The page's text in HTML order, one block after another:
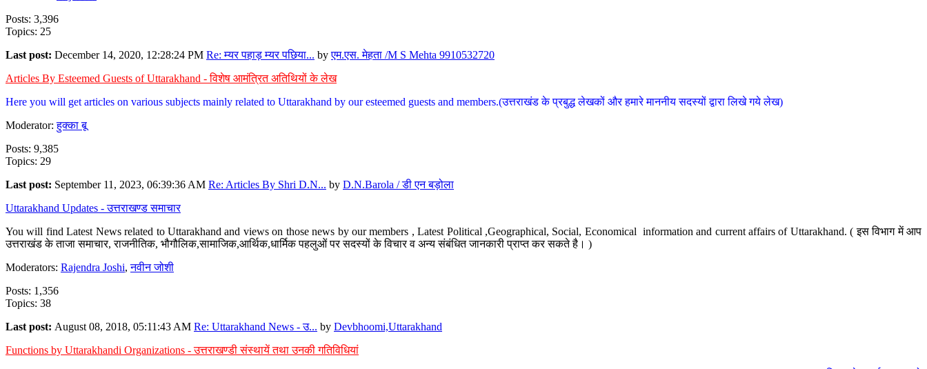
Posts: 3,396
Topics: 25
Last post: December 14, 2020, 12:28:24 PM Re: म्यर पहाड़ म्यर पछिया... byएम.एस. मेहता /M S Mehta 9910532720
Articles By Esteemed Guests of Uttarakhand - विशेष आमंत्रित अतिथियों के लेख
Here you will get articles on various subjects mainly related to Uttarakhand by our esteemed guests and members.(उत्तराखंड के प्रबुद्ध लेखकों और हमारे माननीय सदस्यों द्वारा लिखे गये लेख)
Moderator:हुक्का बू
Posts: 9,385
Topics: 29
Last post: September 11, 2023, 06:39:36 AM Re: Articles By Shri D.N... by D.N.Barola / डी एन बड़ोला
Uttarakhand Updates - उत्तराखण्ड समाचार
You will find Latest News related to Uttarakhand and views on those news by our members , Latest Political ,Geographical, Social, Economical information and current affairs of Uttarakhand. ( इस विभाग में आप
उत्तराखंड के ताजा समाचार, राजनीतिक, भौगौलिक,सामाजिक,आर्थिक,धार्मिक पहलुओं पर सदस्यों के विचार व अन्य संबंधित जानकारी प्राप्त कर सकते है। )
Moderators: Rajendra Joshi,नवीन जोशी
Posts: 1,356
Topics: 38
Last post: August 08, 2018, 05:11:43 AM Re: Uttarakhand News - उ... by Devbhoomi,Uttarakhand
Functions by Uttarakhandi Organizations - उत्तराखण्डी संस्थायें तथा उनकी गतिविधियां